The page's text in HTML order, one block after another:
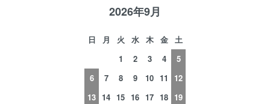
2026年9月
日 月 火 水 木 金
土
1
2 3 4
5
6
7 8 9 10 11
12
13 14 15 16 17 18 19